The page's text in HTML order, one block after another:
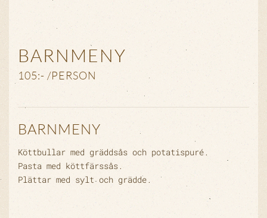
BARNMENY
105:- /PERSON
BARNMENY
Köttbullar med gräddsås och potatispuré.
Pasta med köttfärssås.
Plättar med sylt och grädde.